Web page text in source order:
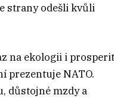
strany odešli kvůli
na ekologii i
prezentuje NATO.
důstojné mzdy a